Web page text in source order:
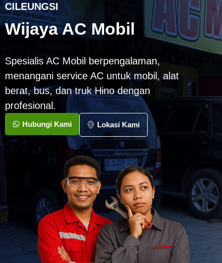
CILEUNGSI
Wijaya AC Mobil
Spesialis AC Mobil berpengalaman,
menangani service AC untuk mobil, alat
berat, bus, dan truk Hino dengan
profesional.
Hubungi Kami Lokasi Kami